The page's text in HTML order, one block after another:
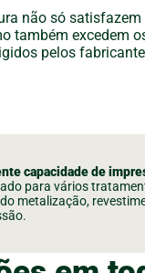
não só
também excedem
pelos
capacidade de
para vários
metalização,